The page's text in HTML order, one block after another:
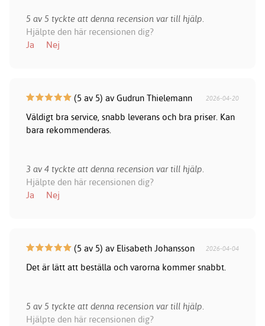
5 av 5 tyckte att denna recension var till hjälp.
Hjälpte den här recensionen dig?
Ja
Nej
(5 av 5) av Gudrun Thielemann 2026-04-20
Väldigt bra service, snabb leverans och bra priser. Kan
bara rekommenderas.
3 av 4 tyckte att denna recension var till hjälp.
Hjälpte den här recensionen dig?
Ja
Nej
(5 av 5) av Elisabeth Johansson 2026-04-04
Det är lätt att beställa och varorna kommer snabbt.
5 av 5 tyckte att denna recension var till hjälp.
Hjälpte den här recensionen dig?